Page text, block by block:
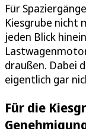
Für
Kiesgrube nicht
jeden Blick
draußen. Dabei
eigentlich gar
Für die